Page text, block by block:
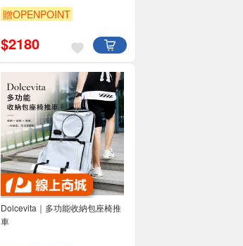
贈OPENPOINT
$2180
Dolcevita｜多功能收納包座椅推
車